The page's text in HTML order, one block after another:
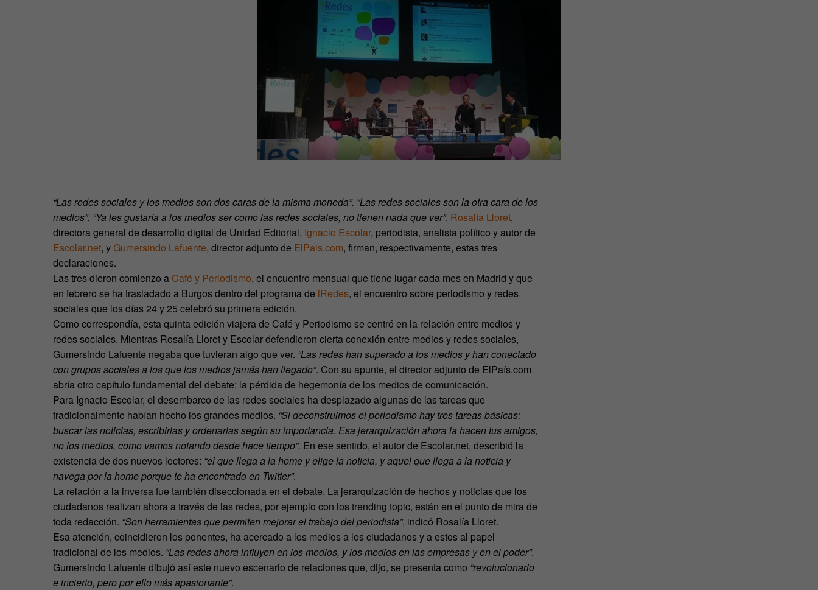
“Las redes sociales y los medios son dos caras de la misma moneda”. “Las redes sociales son la otra cara de los
medios”. “Ya les gustaría a los medios ser como las redes sociales, no tienen nada que ver”. Rosalía Lloret,
directora general de desarrollo digital de Unidad Editorial, Ignacio Escolar, periodista, analista político y autor de
Escolar.net, yGumersindo Lafuente, director adjunto de ElPais.com, firman, respectivamente, estas tres
declaraciones.
Las tres dieron comienzo a Café y Periodismo, el encuentro mensual que tiene lugar cada mes en Madrid y que
en febrero se ha trasladado a Burgos dentro del programa de iRedes, el encuentro sobre periodismo y redes
sociales que los días 24 y 25 celebró su primera edición.
Como correspondía, esta quinta edición viajera de Café y Periodismo se centró en la relación entre medios y
redes sociales. Mientras Rosalía Lloret y Escolar defendieron cierta conexión entre medios y redes sociales,
Gumersindo Lafuente negaba que tuvieran algo que ver. “Las redes han superado a los medios y han conectado
con grupos sociales a los que los medios jamás han llegado”. Con su apunte, el director adjunto de ElPaís.com
abría otro capítulo fundamental del debate: la pérdida de hegemonía de los medios de comunicación.
Para Ignacio Escolar, el desembarco de las redes sociales ha desplazado algunas de las tareas que
tradicionalmente habían hecho los grandes medios. “Si deconstruimos el periodismo hay tres tareas básicas:
buscar las noticias, escribirlas y ordenarlas según su importancia. Esa jerarquización ahora la hacen tus amigos,
no los medios, como vamos notando desde hace tiempo”. En ese sentido, el autor de Escolar.net, describió la
existencia de dos nuevos lectores: “el que llega a la home y elige la noticia, y aquel que llega a la noticia y
navega por la home porque te ha encontrado en Twitter”.
La relación a la inversa fue también diseccionada en el debate. La jerarquización de hechos y noticias que los
ciudadanos realizan ahora a través de las redes, por ejemplo con los trending topic, están en el punto de mira de
toda redacción. “Son herramientas que permiten mejorar el trabajo del periodista”, indicó Rosalía Lloret.
Esa atención, coincidieron los ponentes, ha acercado a los medios a los ciudadanos y a estos al papel
tradicional de los medios. “Las redes ahora influyen en los medios, y los medios en las empresas y en el poder”.
Gumersindo Lafuente dibujó así este nuevo escenario de relaciones que, dijo, se presenta como “revolucionario
e incierto, pero por ello más apasionante”.